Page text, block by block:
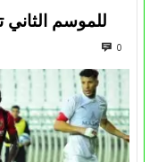
للموسم الثاني
0